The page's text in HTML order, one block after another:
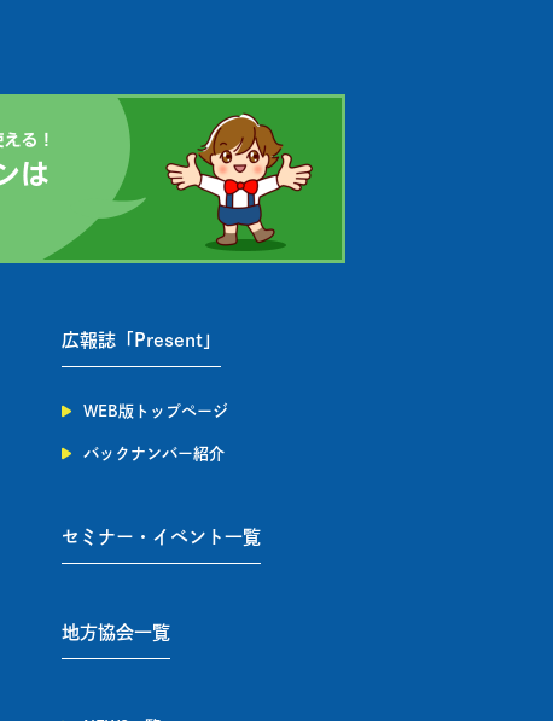
広報誌「Present」
WEB版トップページ
バックナンバー紹介
セミナー・イベント一覧
地方協会一覧